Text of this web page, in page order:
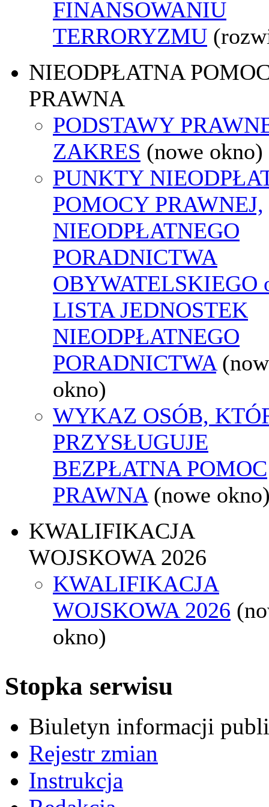
FINANSOWANIU
TERRORYZMU
NIEODPŁATNA
PRAWNA
PODSTAWY
ZAKRES (nowe okno)
PUNKTY
POMOCY PRAWNEJ,
NIEODPŁATNEGO
PORADNICTWA
OBYWATELSKIEGO
LISTA JEDNOSTEK
NIEODPŁATNEGO
PORADNICTWA
okno)
WYKAZ OSÓB,
PRZYSŁUGUJE
BEZPŁATNA POMOC
PRAWNA (nowe
KWALIFIKACJA
WOJSKOWA 2026
KWALIFIKACJA
WOJSKOWA 2026
okno)
Stopka serwisu
Biuletyn informacji
Rejestr zmian
Instrukcja